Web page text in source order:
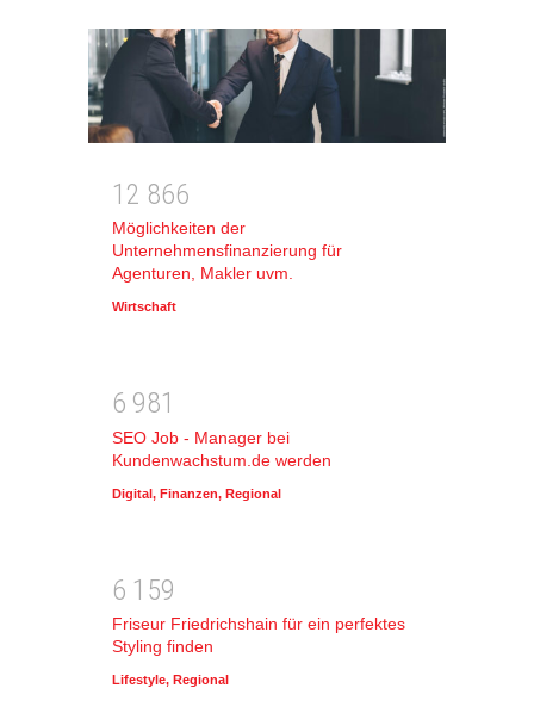
1 2 866
Möglichkeiten der
Unternehmensfinanzierung für
Agenturen, Makler uvm.
Wirtschaft
6 981
SEO Job - Manager bei
Kundenwachstum.de werden
Digital, Finanzen, Regional
6 1 59
Friseur Friedrichshain für ein perfektes
Styling finden
Lifestyle, Regional